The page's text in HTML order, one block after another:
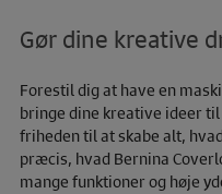
Gør dine kreative
Forestil dig at have en
bringe dine kreative ideer
friheden til at skabe alt,
præcis, hvad Bernina
mange funktioner og høje